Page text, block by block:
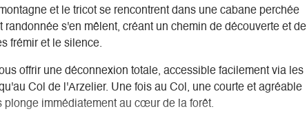
et le tricot se rencontrent dans une cabane perchée
s'en mêlent, créant un chemin de découverte et de
frémir et le silence.
offrir une déconnexion totale, accessible facilement via les
Col de l'Arzelier. Une fois au Col, une courte et agréable
plonge immédiatement au cœur de la forêt.